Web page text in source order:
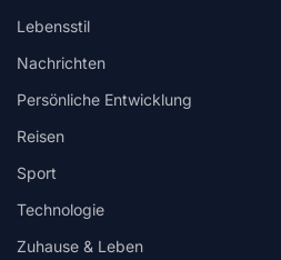
Lebensstil
Nachrichten
Persönliche Entwicklung
Reisen
Sport
Technologie
Zuhause & Leben